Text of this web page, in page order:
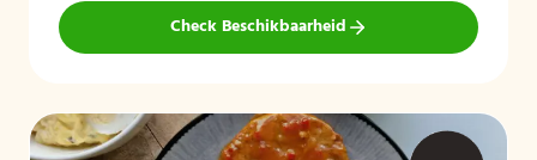
Check Beschikbaarheid